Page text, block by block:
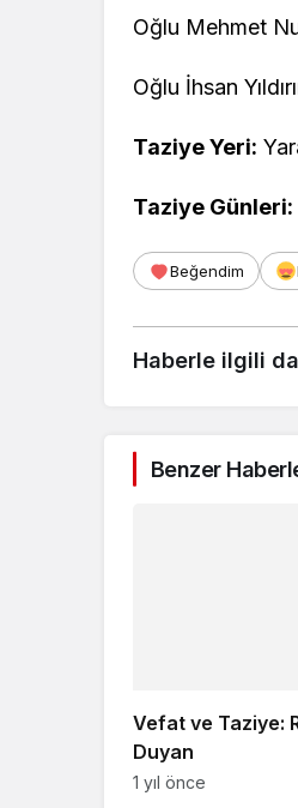
Oğlu Mehmet
Oğlu İhsan
Taziye Yeri:
Taziye Günleri:
Beğendim
Haberle ilgili
Benzer
Vefat ve Taziye:
Duyan
1 yıl önce